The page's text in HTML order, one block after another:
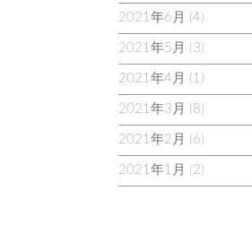
2021年6月 (4)
2021年5月 (3)
2021年4月 (1)
2021年3月 (8)
2021年2月 (6)
2021年1月 (2)